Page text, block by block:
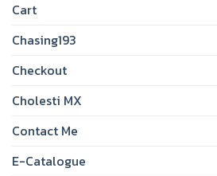
Cart
Chasing193
Checkout
Cholesti MX
Contact Me
E-Catalogue